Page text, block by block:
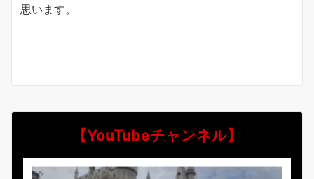
思います。
【YouTubeチャンネル】